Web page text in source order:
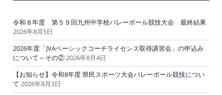
令和８年度 第５９回九州中学校バレーボール競技大会 最終結果
2026年8月5日
2026年度「JVAベーシックコーチライセンス取得講習会」の申込み
について～その②2026年8月4日
【お知らせ】令和8年度 県民スポーツ大会バレーボール競技につい
て 2026年8月3日